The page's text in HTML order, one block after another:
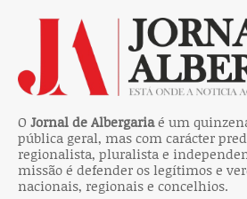
O Jornal de Albergariaé um
pública geral, mas com carácter
regionalista, pluralista e
missão é defender os legítimos e
nacionais, regionais e concelhios.